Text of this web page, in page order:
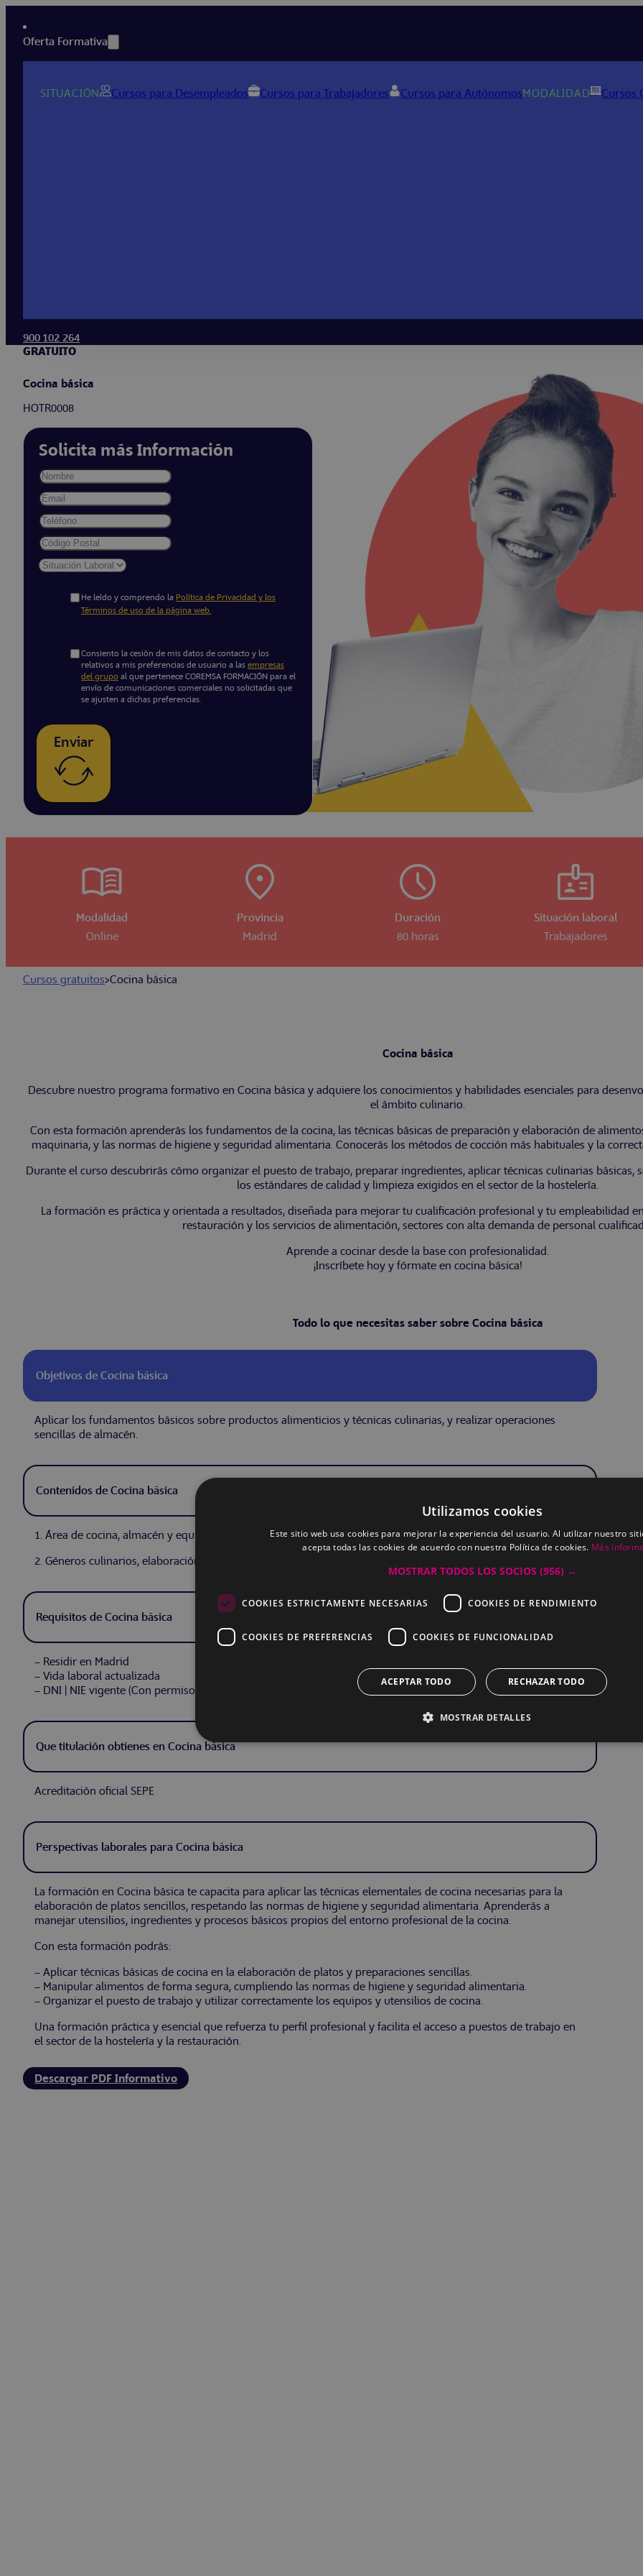
Oferta Formativa
SITUACIÓN Cursos para Desempleados Cursos para Trabajadores Cursos para AutónomosMODALIDAD Cursos
900 102 264
GRATUITO
Cocina básica
HOTR0008
Solicita más Información
He leído y comprendo la Política de Privacidad y los
Términos de uso de la página web.
Consiento la cesión de mis datos de contacto y los
relativos a mis preferencias de usuario a las empresas
del grupo al que pertenece COREMSA FORMACIÓN para el
envío de comunicaciones comerciales no solicitadas que
se ajusten a dichas preferencias.
Enviar
Modalidad
Online
Provincia
Madrid
Duración
80 horas
Situación laboral
Trabajadores
Cursos gratuitos>Cocina básica
Cocina básica
Descubre nuestro programa formativo en Cocina básica y adquiere los conocimientos y habilidades esenciales para
el ámbito culinario.
Con esta formación aprenderás los fundamentos de la cocina, las técnicas básicas de preparación y elaboración de
maquinaria, y las normas de higiene y seguridad alimentaria. Conocerás los métodos de cocción más habituales y la
Durante el curso descubrirás cómo organizar el puesto de trabajo, preparar ingredientes, aplicar técnicas culinarias básicas,
los estándares de calidad y limpieza exigidos en el sector de la hostelería.
La formación es práctica y orientada a resultados, diseñada para mejorar tu cualificación profesional y tu empleabilidad
restauración y los servicios de alimentación, sectores con alta demanda de personal
Aprende a cocinar desde la base con profesionalidad.
¡Inscríbete hoy y fórmate en cocina básica!
Todo lo que necesitas saber sobre Cocina básica
Objetivos de Cocina básica
Aplicar los fundamentos básicos sobre productos alimenticios y técnicas culinarias, y realizar operaciones
sencillas de almacén.
Contenidos de Cocina básica
1. Área de cocina, almacén y equipamiento básico.
2. Géneros culinarios, elaboración elemental y conservación.
Requisitos de Cocina básica
– Residir en Madrid
– Vida laboral actualizada
– DNI | NIE vigente (Con permiso de residencia vigente)
Que titulación obtienes en Cocina básica
Acreditación oficial SEPE
Perspectivas laborales para Cocina básica
La formación en Cocina básica te capacita para aplicar las técnicas elementales de cocina necesarias para la
elaboración de platos sencillos, respetando las normas de higiene y seguridad alimentaria. Aprenderás a
manejar utensilios, ingredientes y procesos básicos propios del entorno profesional de la cocina.
Con esta formación podrás:
– Aplicar técnicas básicas de cocina en la elaboración de platos y preparaciones sencillas.
– Manipular alimentos de forma segura, cumpliendo las normas de higiene y seguridad alimentaria.
– Organizar el puesto de trabajo y utilizar correctamente los equipos y utensilios de cocina.
Una formación práctica y esencial que refuerza tu perfil profesional y facilita el acceso a puestos de trabajo en
el sector de la hostelería y la restauración.
Descargar PDF Informativo
Utilizamos cookies
Este sitio web usa cookies para mejorar la experiencia del usuario. Al utilizar nuestro
acepta todas las cookies de acuerdo con nuestra Política de cookies. Más
MOSTRAR TODOS LOS SOCIOS (956) →
COOKIES ESTRICTAMENTE NECESARIAS COOKIES DE RENDIMIENTO
COOKIES DE PREFERENCIAS COOKIES DE FUNCIONALIDAD
ACEPTAR TODO RECHAZAR TODO
MOSTRAR DETALLES